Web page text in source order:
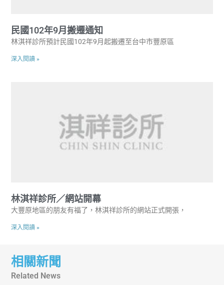
民國102年9月搬遷通知
林淇祥診所預計民國102年9月起搬遷至台中市豐原區
深入閱讀 »
林淇祥診所／網站開幕
大豐原地區的朋友有福了，林淇祥診所的網站正式開張，
深入閱讀 »
相關新聞
Related News